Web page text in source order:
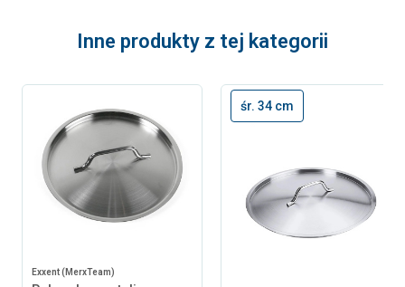
Inne produkty z tej kategorii
Exxent (MerxTeam)
śr. 34 cm